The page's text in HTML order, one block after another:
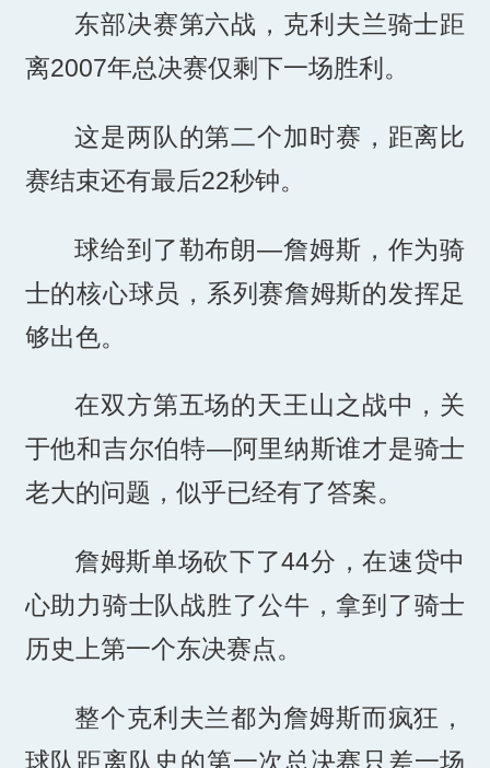
东部决赛第六战，克利夫兰骑士距
离2007年总决赛仅剩下一场胜利。
这是两队的第二个加时赛，距离比
赛结束还有最后22秒钟。
球给到了勒布朗—詹姆斯，作为骑
士的核心球员，系列赛詹姆斯的发挥足
够出色。
在双方第五场的天王山之战中，关
于他和吉尔伯特—阿里纳斯谁才是骑士
老大的问题，似乎已经有了答案。
詹姆斯单场砍下了44分，在速贷中
心助力骑士队战胜了公牛，拿到了骑士
历史上第一个东决赛点。
整个克利夫兰都为詹姆斯而疯狂，
球队距离队史的第一次总决赛只差一场